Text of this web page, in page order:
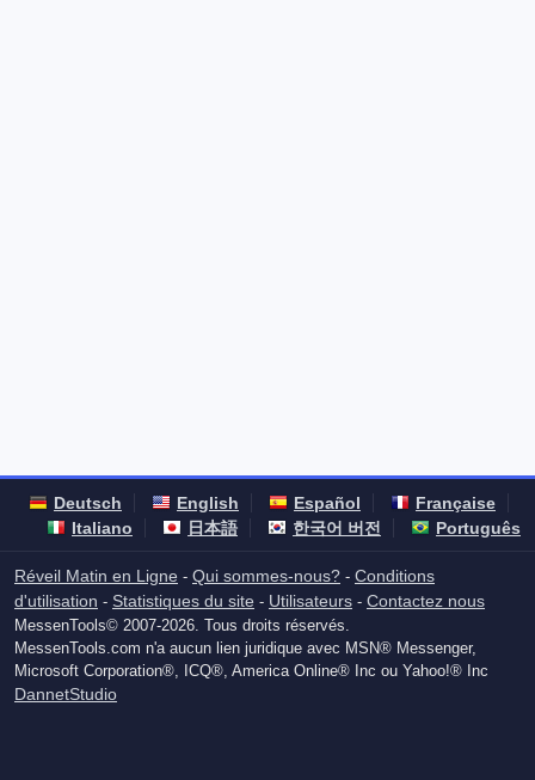
Deutsch English Español
Française
Italiano
日本語 한국어 버전 Português
Réveil Matin en Ligne - Qui sommes-nous? - Conditions
d'utilisation - Statistiques du site - Utilisateurs - Contactez nous
MessenTools© 2007-2026. Tous droits réservés.
MessenTools.com n'a aucun lien juridique avec MSN® Messenger,
Microsoft Corporation®, ICQ®, America Online® Inc ou Yahoo!® Inc
DannetStudio